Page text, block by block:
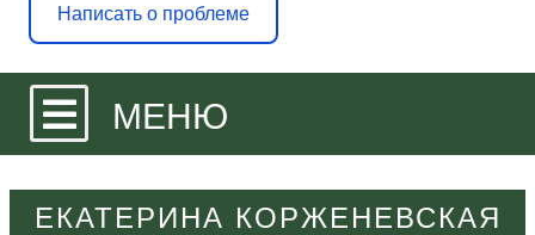
Написать о проблеме
МЕНЮ
ЕКАТЕРИНА КОРЖЕНЕВСКАЯ